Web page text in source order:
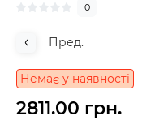
0
Пред.
Немає у наявності
2811.00 грн.